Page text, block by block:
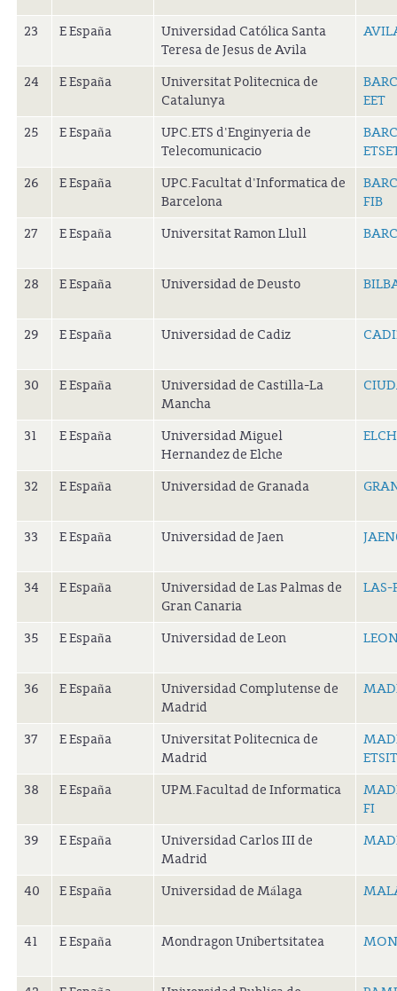
23 E España
Universidad Católica Santa
Teresa de Jesus de Avila
24 E España
Universitat Politecnica de
Catalunya
EET
25
E España
UPC.ETS d'Enginyeria de
Telecomunicacio
26
E España
UPC.Facultat d'Informatica de
Barcelona
FIB
27
E España Universitat Ramon Llull
28 E España Universidad de Deusto
29 E España Universidad de Cadiz
30 E España
Universidad de Castilla-La
Mancha
31 E España
Universidad Miguel
Hernandez de Elche
32 E España Universidad de Granada
33 E España Universidad de Jaen
34 E España
Universidad de Las Palmas de
Gran Canaria
LAS-
35 E España Universidad de Leon
36 E España
Universidad Complutense de
Madrid
37 E España
Universitat Politecnica de
Madrid
ETSIT
38
E España UPM.Facultad de Informatica
FI
39
E España
Universidad Carlos III de
Madrid
40 E España Universidad de Málaga
41 E España Mondragon Unibertsitatea